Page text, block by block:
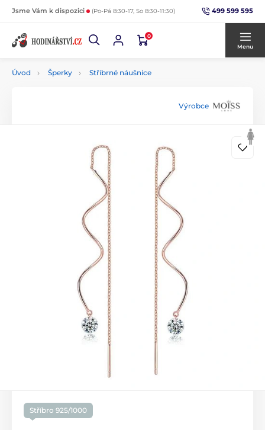
Jsme Vám k dispozici (Po-Pá 8:30-17, So 8:30-11:30) 499 599 595
0
Menu
Úvod Šperky Stříbrné náušnice
Výrobce
Stříbro 925/1000